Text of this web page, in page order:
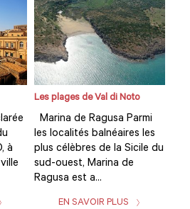
à
Les plages de Val di Noto
Marina de Ragusa Parmi
les localités balnéaires les
plus célèbres de la Sicile du
sud-ouest, Marina de
Ragusa est a...
EN SAVOIR PLUS